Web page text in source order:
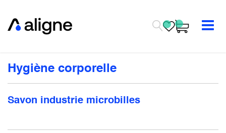
Hygiène corporelle
Savon industrie microbilles